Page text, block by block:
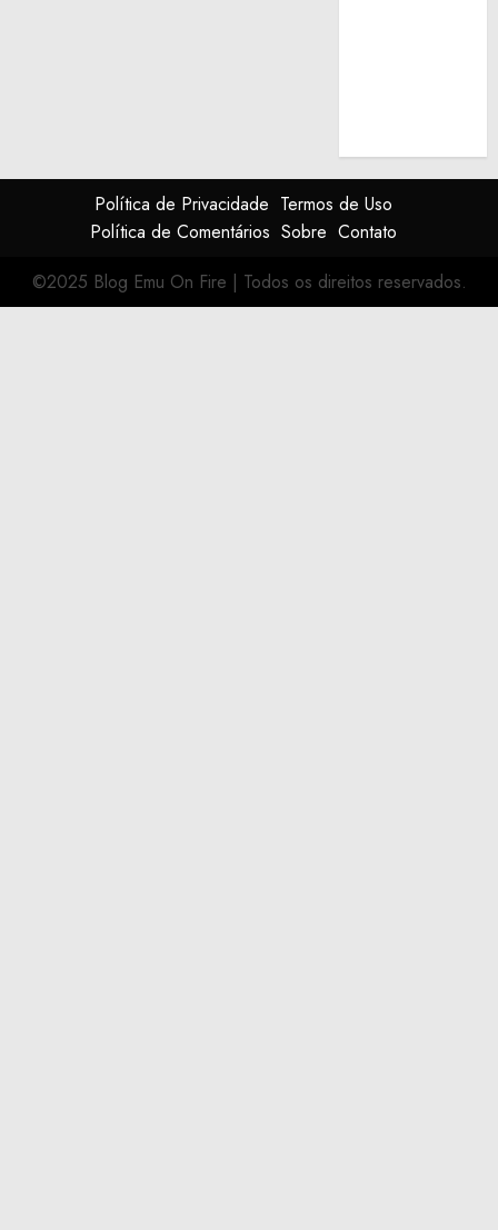
Política de Privacidade Termos de Uso
Política de Comentários Sobre Contato
©2025 Blog Emu On Fire | Todos os direitos reservados.